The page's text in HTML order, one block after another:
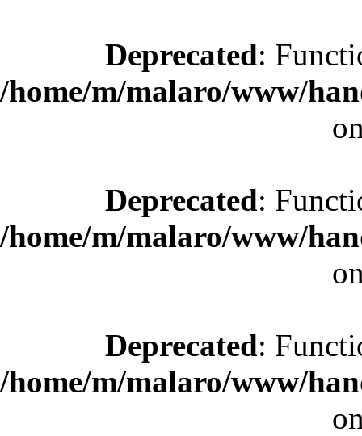
Deprecated:
/home/m/malaro/www/
Deprecated:
/home/m/malaro/www/
Deprecated:
/home/m/malaro/www/